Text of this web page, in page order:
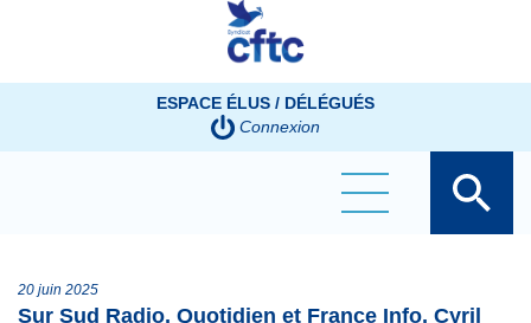
ESPACE ÉLUS / DÉLÉGUÉS
Connexion
20 juin 2025
Sur Sud Radio, Quotidien et France Info, Cyril
Panneau de gestion des cookies